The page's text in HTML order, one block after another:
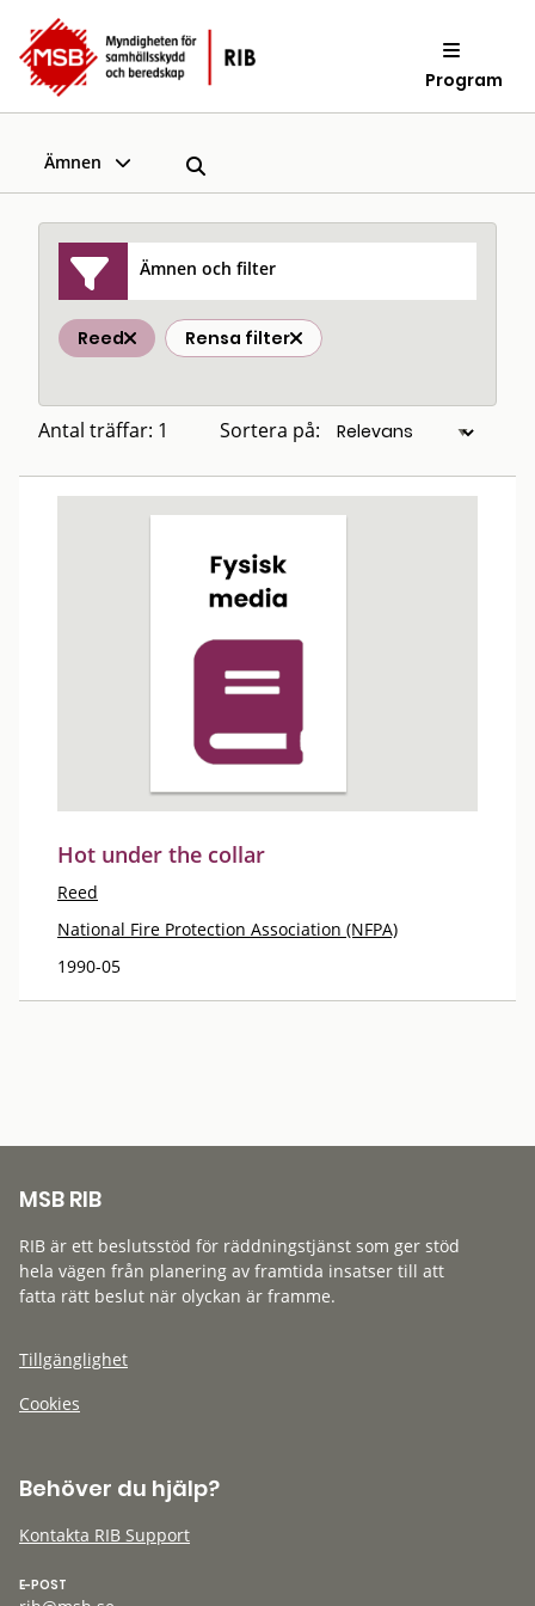
Program
Ämnen
Ämnen och filter
Reed Rensa filter
Antal träffar: 1 Sortera på:
Hot under the collar
Reed
National Fire Protection Association (NFPA)
1990-05
MSB RIB
RIB är ett beslutsstöd för räddningstjänst som ger stöd
hela vägen från planering av framtida insatser till att
fatta rätt beslut när olyckan är framme.
Tillgänglighet
Cookies
Behöver du hjälp?
Kontakta RIB Support
E-POST